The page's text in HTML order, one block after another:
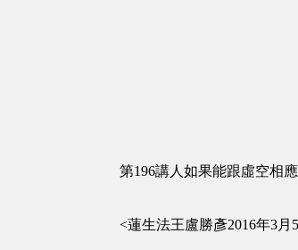
第196講人如果能跟虛空相
<蓮生法王盧勝彥2016年3